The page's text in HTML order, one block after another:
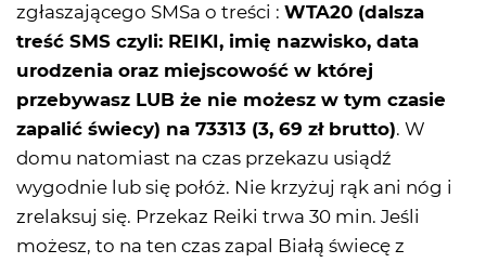
zgłaszającego SMSa o treści : WTA20 (dalsza
treść SMS czyli: REIKI, imię nazwisko, data
urodzenia oraz miejscowość w której
przebywasz LUB że nie możesz w tym czasie
zapalić świecy) na 73313 (3, 69 zł brutto). W
domu natomiast na czas przekazu usiądź
wygodnie lub się połóż. Nie krzyżuj rąk ani nóg i
zrelaksuj się. Przekaz Reiki trwa 30 min. Jeśli
możesz, to na ten czas zapal Białą świecę z